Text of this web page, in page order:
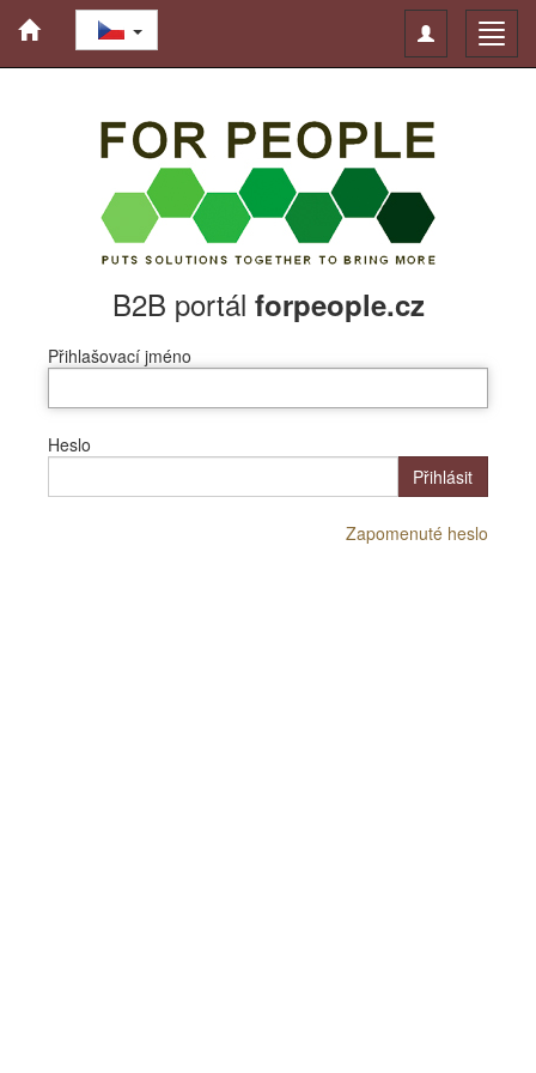
Toggle
navigation
B2B portál forpeople.cz
Přihlašovací jméno
Heslo
Přihlásit
Zapomenuté heslo